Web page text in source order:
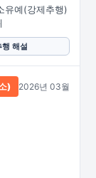
유예(강제추행)
행 해설
) 2026년 03월